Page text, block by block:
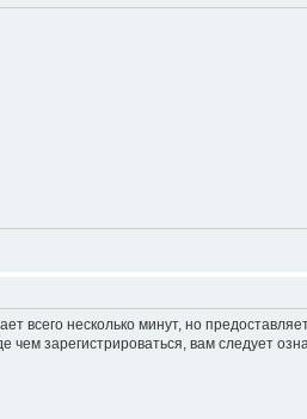
всего несколько минут, но
зарегистрироваться, вам следует